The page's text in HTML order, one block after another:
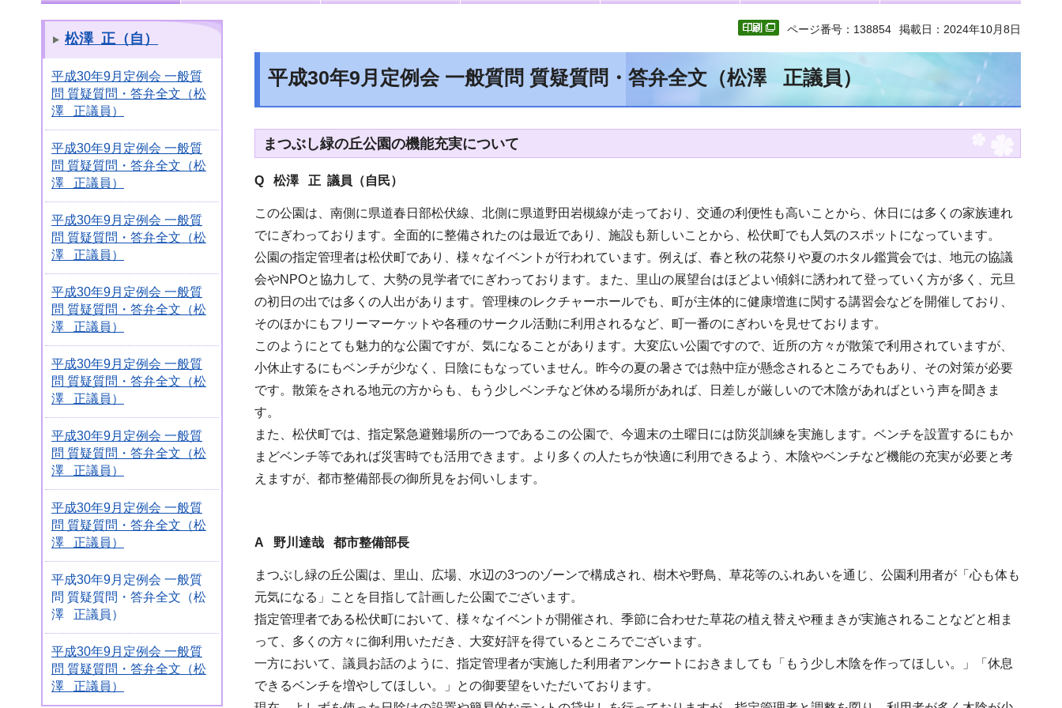
松澤 正（自）
平成30年9月定例会 一般質
問 質疑質問・答弁全文（松
澤 正議員）
平成30年9月定例会 一般質
問 質疑質問・答弁全文（松
澤 正議員）
平成30年9月定例会 一般質
問 質疑質問・答弁全文（松
澤 正議員）
平成30年9月定例会 一般質
問 質疑質問・答弁全文（松
澤 正議員）
平成30年9月定例会 一般質
問 質疑質問・答弁全文（松
澤 正議員）
平成30年9月定例会 一般質
問 質疑質問・答弁全文（松
澤 正議員）
平成30年9月定例会 一般質
問 質疑質問・答弁全文（松
澤 正議員）
平成30年9月定例会 一般質
問 質疑質問・答弁全文（松
澤 正議員）
平成30年9月定例会 一般質
問 質疑質問・答弁全文（松
澤 正議員）
ページ番号：138854 掲載日：2024年10月8日
平成30年9月定例会 一般質問 質疑質問・答弁全文（松澤 正議員）
まつぶし緑の丘公園の機能充実について
Q 松澤 正 議員（自民）
この公園は、南側に県道春日部松伏線、北側に県道野田岩槻線が走っており、交通の利便性も高いことから、休日には多くの家族連れ
でにぎわっております。全面的に整備されたのは最近であり、施設も新しいことから、松伏町でも人気のスポットになっています。
公園の指定管理者は松伏町であり、様々なイベントが行われています。例えば、春と秋の花祭りや夏のホタル鑑賞会では、地元の協議
会やNPOと協力して、大勢の見学者でにぎわっております。また、里山の展望台はほどよい傾斜に誘われて登っていく方が多く、元旦
の初日の出では多くの人出があります。管理棟のレクチャーホールでも、町が主体的に健康増進に関する講習会などを開催しており、
そのほかにもフリーマーケットや各種のサークル活動に利用されるなど、町一番のにぎわいを見せております。
このようにとても魅力的な公園ですが、気になることがあります。大変広い公園ですので、近所の方々が散策で利用されていますが、
小休止するにもベンチが少なく、日陰にもなっていません。昨今の夏の暑さでは熱中症が懸念されるところでもあり、その対策が必要
です。散策をされる地元の方からも、もう少しベンチなど休める場所があれば、日差しが厳しいので木陰があればという声を聞きま
す。
また、松伏町では、指定緊急避難場所の一つであるこの公園で、今週末の土曜日には防災訓練を実施します。ベンチを設置するにもか
まどベンチ等であれば災害時でも活用できます。より多くの人たちが快適に利用できるよう、木陰やベンチなど機能の充実が必要と考
えますが、都市整備部長の御所見をお伺いします。
A 野川達哉 都市整備部長
まつぶし緑の丘公園は、里山、広場、水辺の3つのゾーンで構成され、樹木や野鳥、草花等のふれあいを通じ、公園利用者が「心も体も
元気になる」ことを目指して計画した公園でございます。
指定管理者である松伏町において、様々なイベントが開催され、季節に合わせた草花の植え替えや種まきが実施されることなどと相ま
って、多くの方々に御利用いただき、大変好評を得ているところでございます。
一方において、議員お話のように、指定管理者が実施した利用者アンケートにおきましても「もう少し木陰を作ってほしい。」「休息
できるベンチを増やしてほしい。」との御要望をいただいております。